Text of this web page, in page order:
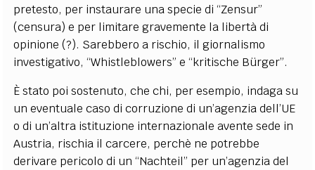
pretesto, per instaurare una specie di “Zensur”
(censura) e per limitare gravemente la libertà di
opinione (?). Sarebbero a rischio, il giornalismo
investigativo, “Whistleblowers” e “kritische Bürger”.
È stato poi sostenuto, che chi, per esempio, indaga su
un eventuale caso di corruzione di un’agenzia dell’UE
o di un’altra istituzione internazionale avente sede in
Austria, rischia il carcere, perchè ne potrebbe
derivare pericolo di un “Nachteil” per un’agenzia del